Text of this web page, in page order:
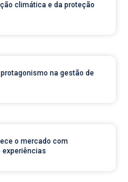
climática e da proteção
na gestão de
o mercado com
experiências